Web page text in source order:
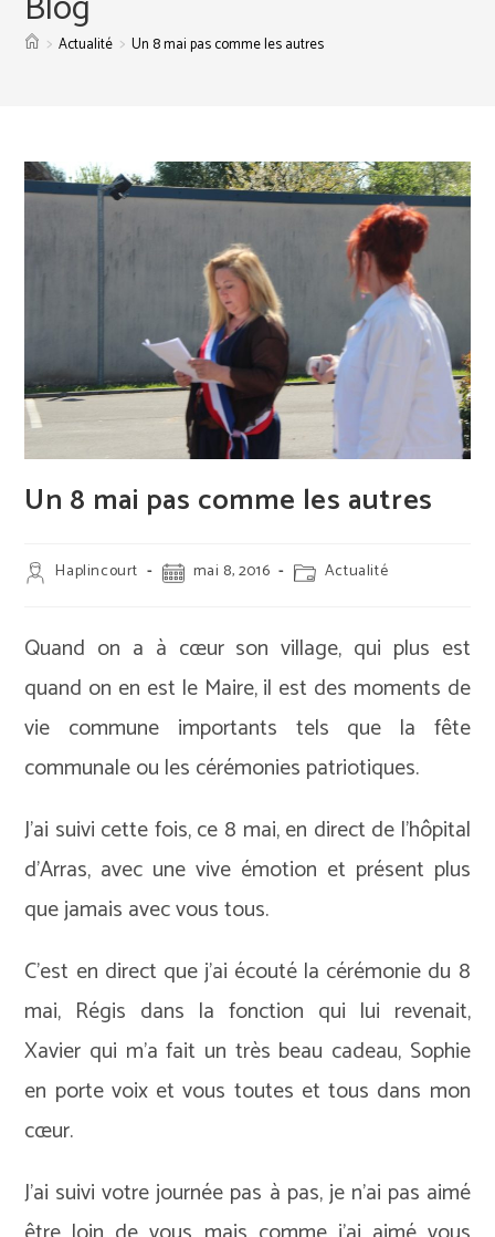
> Actualité > Un 8 mai pas comme les autres
Un 8 mai pas comme les autres
Auteur/autrice
de
publication :
Haplincourt
Publication
publiée :
mai 8, 2016
Post Actualité
Quand on a à cœur son village, qui plus est
quand on en est le Maire, il est des moments de
vie commune importants tels que la fête
communale ou les cérémonies patriotiques.
J’ai suivi cette fois, ce 8 mai, en direct de l’hôpital
d’Arras, avec une vive émotion et présent plus
que jamais avec vous tous.
C’est en direct que j’ai écouté la cérémonie du 8
mai, Régis dans la fonction qui lui revenait,
Xavier qui m’a fait un très beau cadeau, Sophie
en porte voix et vous toutes et tous dans mon
cœur.
J’ai suivi votre journée pas à pas, je n’ai pas aimé